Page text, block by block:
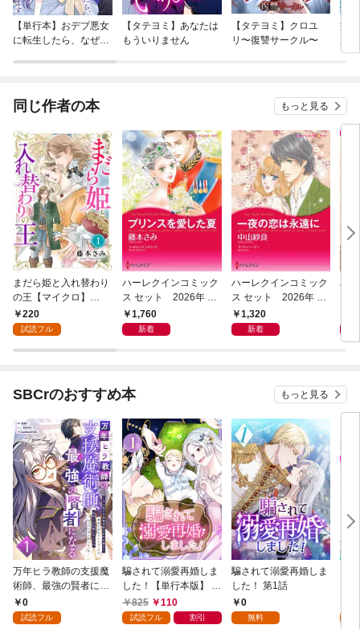
【単行本】おデブ悪女
に転生したら、なぜか
【タテヨミ】あなたは
もういりません
【タテヨミ】クロユ
リ〜復讐サークル〜
病
が
ぎ
同じ作者の本 もっと見る
まだら姫と入れ替わり
の王【マイクロ】
（１）
220
試読フル
ハーレクインコミック
ス セット 2026年 vo
l.1083
1,760
新着
ハーレクインコミック
ス セット 2026年 vo
l.1018
1,320
新着
ハ
SBCrのおすすめ本 もっと見る
万年ヒラ教師の支援魔
術師、最強の賢者にな
る～不人気の支援魔術
師は給料泥棒だと魔術
0
試読フル
騙されて溺愛再婚しま
した！【単行本版】 1
巻825 110
試読フル 割引
騙されて溺愛再婚しま
した！ 第1話
0
無料